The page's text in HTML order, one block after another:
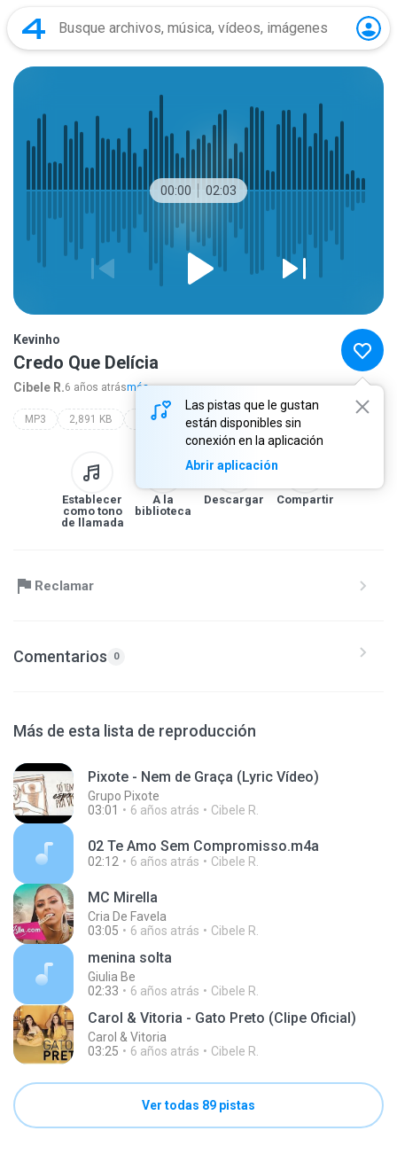
00:00 02:03
Las pistas que le gustan
están disponibles sin
conexión en la aplicación
Abrir aplicación
Kevinho
Credo Que Delícia
Cibele R.6 años atrásmás...
MP3 2,891 KB kevinho
Establecer
como tono
de llamada
A la
biblioteca
Descargar Compartir
Reclamar
Comentarios 0
Más de esta lista de reproducción
Pixote - Nem de Graça (Lyric Vídeo)
Grupo Pixote
03:01
6 años atrás Cibele R.
02 Te Amo Sem Compromisso.m4a
02:12 6 años atrás Cibele R.
MC Mirella
Cria De Favela
03:05
6 años atrás Cibele R.
menina solta
Giulia Be
02:33
6 años atrás Cibele R.
Carol & Vitoria - Gato Preto (Clipe Oficial)
Carol & Vitoria
03:25
6 años atrás Cibele R.
Ver todas 89 pistas